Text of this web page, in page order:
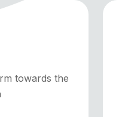
towards the